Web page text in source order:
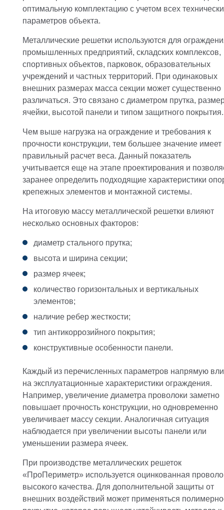
оптимальную комплектацию с учетом всех
параметров объекта.
Металлические решетки используются для
промышленных предприятий, складских комплексов,
спортивных объектов, парковок, образовательных
учреждений и частных территорий. При одинаковых
внешних размерах масса секции может существенно
различаться. Это связано с диаметром прутка,
ячейки, высотой панели и типом защитного покрытия.
Чем выше нагрузка на ограждение и требования к
прочности конструкции, тем большее значение имеет
правильный расчет веса. Данный показатель
учитывается еще на этапе проектирования и
заранее определить подходящие характеристики
крепежных элементов и монтажной системы.
На итоговую массу металлической решетки влияют
несколько основных факторов:
диаметр стального прутка;
высота и ширина секции;
размер ячеек;
количество горизонтальных и вертикальных
элементов;
наличие ребер жесткости;
тип антикоррозийного покрытия;
конструктивные особенности панели.
Каждый из перечисленных параметров напрямую
на эксплуатационные характеристики ограждения.
Например, увеличение диаметра проволоки заметно
повышает прочность конструкции, но одновременно
увеличивает массу секции. Аналогичная ситуация
наблюдается при увеличении высоты панели или
уменьшении размера ячеек.
При производстве металлических решеток
«ПроПериметр» используется оцинкованная
высокого качества. Для дополнительной защиты от
внешних воздействий может применяться